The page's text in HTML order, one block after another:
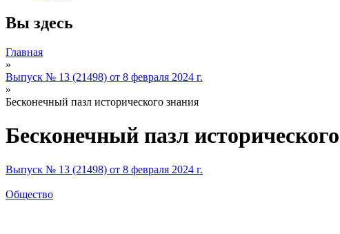
Вы здесь
Главная
»
Выпуск № 13 (21498) от 8 февраля 2024 г.
»
Бесконечный пазл исторического знания
Бесконечный пазл
Выпуск № 13 (21498) от 8 февраля 2024 г.
Общество